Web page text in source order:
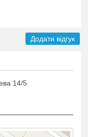
Додати відгук
14/5